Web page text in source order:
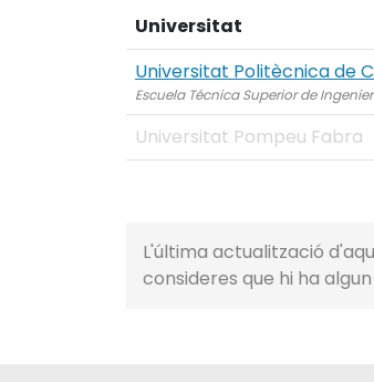
Universitat
Universitat Politècnica de
Escuela Técnica Superior de
Universitat Pompeu Fabra
L'última actualització
consideres que hi ha